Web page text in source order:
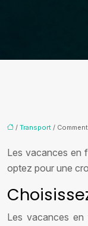
/ Transport /
Les vacances en
optez pour une
Les vacances en